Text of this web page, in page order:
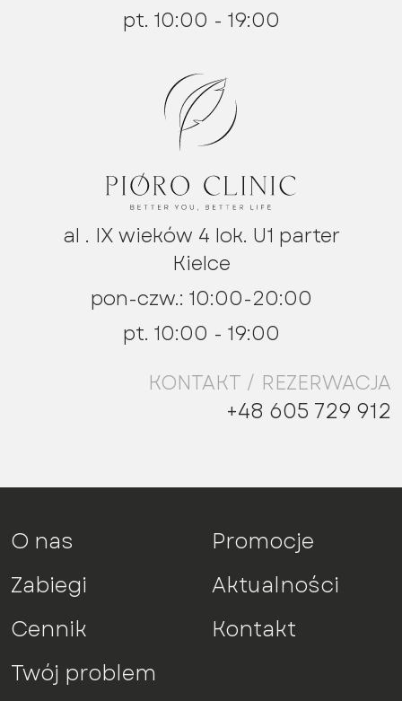
pt. 10:00 - 19:00
al . IX wieków 4 lok. U1 parter
Kielce
pon-czw.: 10:00-20:00
pt. 10:00 - 19:00
KONTAKT / REZERWACJA
+48 605 729 912
O nas
Zabiegi
Cennik
Twój problem
Promocje
Aktualności
Kontakt